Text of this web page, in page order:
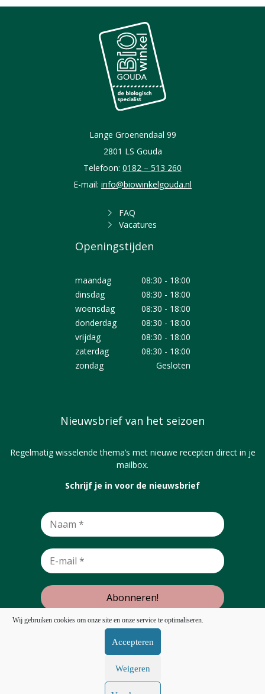
Wij gebruiken cookies om onze site en onze service te optimaliseren.
Accepteren
Weigeren
Lange Groenendaal 99
2801 LS Gouda
Telefoon: 0182 – 513 260
E-mail: info@biowinkelgouda.nl
FAQ
Vacatures
Openingstijden
maandag
08:30 - 18:00
dinsdag
08:30 - 18:00
woensdag
08:30 - 18:00
donderdag
08:30 - 18:00
vrijdag
08:30 - 18:00
zaterdag
08:30 - 18:00
zondag
Gesloten
Nieuwsbrief van het seizoen
Regelmatig wisselende thema’s met nieuwe recepten direct in je
mailbox.
Schrijf je in voor de nieuwsbrief
Terug omhoog
Volg ons: